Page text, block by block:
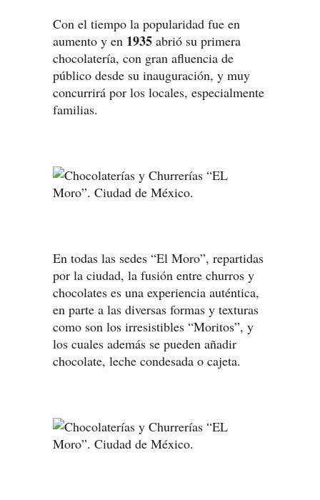
Con el tiempo la popularidad fue en
aumento y en 1935 abrió su primera
chocolatería, con gran afluencia de
público desde su inauguración, y muy
concurrirá por los locales, especialmente
familias.
En todas las sedes “El Moro”, repartidas
por la ciudad, la fusión entre churros y
chocolates es una experiencia auténtica,
en parte a las diversas formas y texturas
como son los irresistibles “Moritos”, y
los cuales además se pueden añadir
chocolate, leche condesada o cajeta.